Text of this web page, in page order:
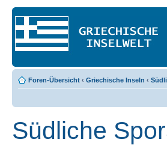
Foren-Übersicht ‹ Griechische Inseln ‹
Südliche